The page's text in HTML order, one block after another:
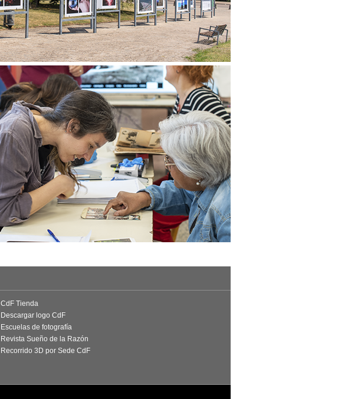
CdF Tienda
Descargar logo CdF
Escuelas de fotografía
Revista Sueño de la Razón
Recorrido 3D por Sede CdF